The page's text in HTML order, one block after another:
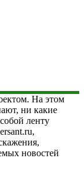
На этом
ни какие
ленту
новостей